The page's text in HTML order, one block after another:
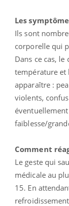
Les
Ils sont
corporelle qui
Dans ce cas,
température et
apparaître :
violents,
faiblesse/
Comment
Le geste qui
médicale au
15. En